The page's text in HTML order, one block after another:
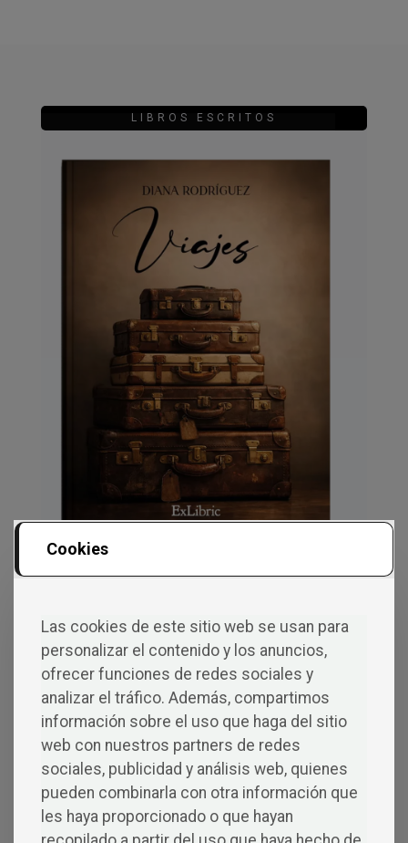
LIBROS ESCRITOS
Viajes
Un mapa no siempre cabe en una maleta; a
veces cabe en un poema.
«Viajes» invita a recorrer España con mirada
curiosa, cercana y llena de pequeños
descubrimientos: una plaza, una playa, una
catedral, un dulce típico, una calle que se
queda en la memoria… Cada destino tiene
su chispa, su color y su forma de despertar
ganas de salir.
Es un libro perfecto para quienes disfrutan
Cookies
Las cookies de este sitio web se usan para
personalizar el contenido y los anuncios,
ofrecer funciones de redes sociales y
analizar el tráfico. Además, compartimos
información sobre el uso que haga del sitio
web con nuestros partners de redes
sociales, publicidad y análisis web, quienes
pueden combinarla con otra información que
les haya proporcionado o que hayan